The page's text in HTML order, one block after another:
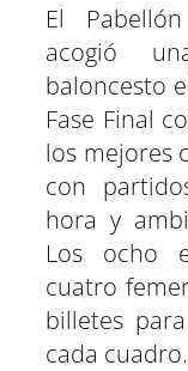
El
acogió
baloncesto
Fase Final
los mejores
con
hora y
Los ocho
cuatro
billetes
cada cuadro.